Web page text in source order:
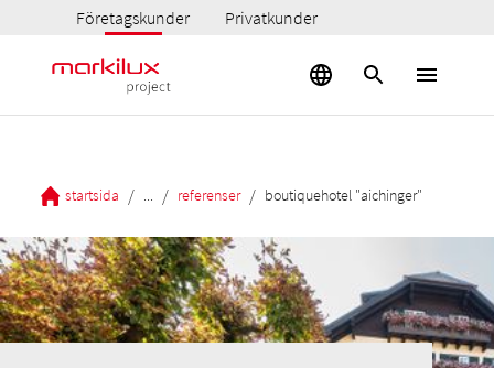
Företagskunder Privatkunder
startsida / / referenser / boutiquehotel "aichinger"